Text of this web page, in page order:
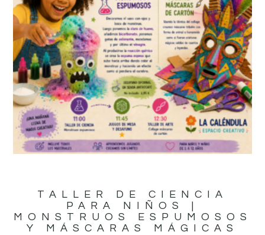
TALLER DE CIENCIA
PARA NIÑOS |
MONSTRUOS ESPUMOSOS
Y MÁSCARAS MÁGICAS